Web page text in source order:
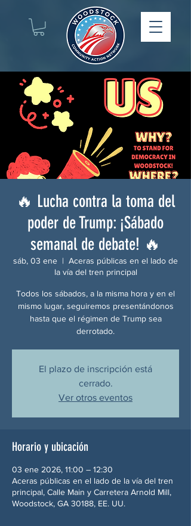
🔥 Lucha contra la toma del
poder de Trump: ¡Sábado
semanal de debate! 🔥
sáb, 03 ene
  |
Aceras públicas en el lado de
la vía del tren principal
Todos los sábados, a la misma hora y en el
mismo lugar, seguiremos presentándonos
hasta que el régimen de Trump sea
derrotado.
El plazo de inscripción está
cerrado.
Ver otros eventos
Horario y ubicación
03 ene 2026, 11:00 – 12:30
Aceras públicas en el lado de la vía del tren
principal, Calle Main y Carretera Arnold Mill,
Woodstock, GA 30188, EE. UU.